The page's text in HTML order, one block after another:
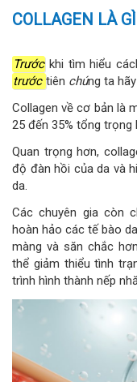
COLLAGEN LÀ
Trước khi tìm hiểu
trước tiên chúng ta
Collagen về cơ bản là
25 đến 35% tổng
Quan trọng hơn,
độ đàn hồi của da và
da.
Các chuyên gia còn
hoàn hảo các tế bào
màng và săn chắc
thể giảm thiểu tình
trình hình thành nếp